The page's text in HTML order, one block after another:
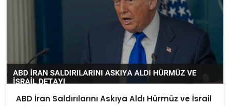
ABD İran Saldırılarını Askıya Aldı Hürmüz ve İsrail